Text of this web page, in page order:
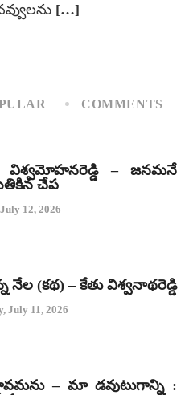
[…]
COMMENTS
విశ్వమోహనరెడ్డి – జనమనే
చేప
12, 2026
నేల (కథ) – కేతు విశ్వనాథరెడ్డి
July 11, 2026
– మా డవుటుగాన్ని :